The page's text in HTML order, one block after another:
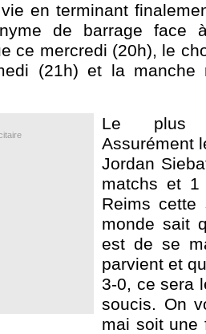
en terminant
de barrage face
ce mercredi (20h), le
(21h) et la manche
Le plus
Assurément
Jordan
matchs et
Reims cette
monde sait
est de se
parvient et
3-0, ce sera
soucis. On
mai soit une